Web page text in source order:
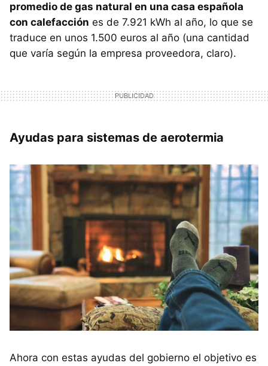
promedio de gas natural en una casa española
con calefacción es de 7.921 kWh al año, lo que se
traduce en unos 1.500 euros al año (una cantidad
que varía según la empresa proveedora, claro).
Ayudas para sistemas de aerotermia
Ahora con estas ayudas del gobierno el objetivo es